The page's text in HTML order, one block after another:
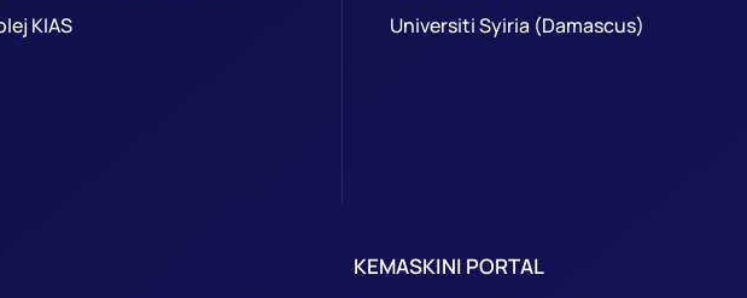
KIAS
Universiti Syiria (Damascus)
KEMASKINI PORTAL